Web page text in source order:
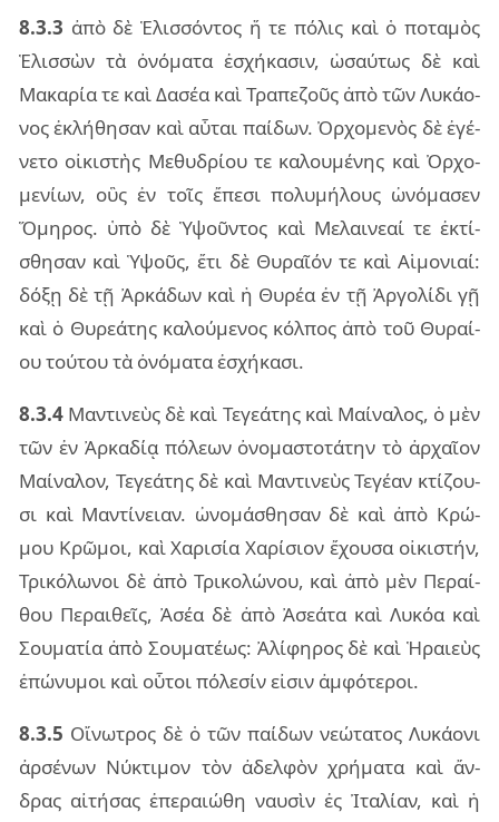
8.3.3 ἀπὸ δὲ Ἑλισ­σόν­τος ἥ τε πό­λις καὶ ὁ πο­τα­μὸς
Ἑλισ­σὼν τὰ ὀνό­μα­τα ἐσχή­κα­σιν, ὡσαύ­τως δὲ καὶ
Μακα­ρία τε καὶ Δασέα καὶ Τρα­πε­ζοῦς ἀπὸ τῶν Λυκά­ο­
νος ἐκλή­θη­σαν καὶ αὗ­ται παί­δων. Ὀρχο­με­νὸς δὲ ἐγέ­
νε­το οἰ­κι­στὴς Μεθυ­δρί­ου τε κα­λου­μέ­νης καὶ Ὀρχο­
με­νί­ων, οὓς ἐν τοῖς ἔπε­σι πο­λυ­μή­λους ὠνό­μα­σεν
Ὅμη­ρος. ὑπὸ δὲ Ὑψοῦν­τος καὶ Μελαι­νε­αί τε ἐκτί­
σθη­σαν καὶ Ὑψοῦς, ἔτι δὲ Θυραῖ­όν τε καὶ Αἱμο­νιαί:
δόξῃ δὲ τῇ Ἀρκά­δων καὶ ἡ Θυρέα ἐν τῇ Ἀργο­λί­δι γῇ
καὶ ὁ Θυρε­ά­της κα­λού­με­νος κόλ­πος ἀπὸ τοῦ Θυραί­
ου τού­του τὰ ὀνό­μα­τα ἐσχή­κα­σι.
8.3.4 Μαν­τι­νεὺς δὲ καὶ Τεγε­ά­της καὶ Μαί­να­λος, ὁ μὲν
τῶν ἐν Ἀρκα­δίᾳ πό­λε­ων ὀνο­μα­στο­τά­την τὸ ἀρ­χαῖ­ον
Μαί­να­λον, Τεγε­ά­της δὲ καὶ Μαν­τι­νεὺς Τεγέ­αν κτί­ζου­
σι καὶ Μαν­τί­νειαν. ὠνο­μά­σθη­σαν δὲ καὶ ἀπὸ Κρώ­
μου Κρῶ­μοι, καὶ Χαρι­σία Χαρί­σιον ἔχου­σα οἰ­κι­στήν,
Τρι­κό­λω­νοι δὲ ἀπὸ Τρι­κο­λώ­νου, καὶ ἀπὸ μὲν Περαί­
θου Περαι­θεῖς, Ἀσέα δὲ ἀπὸ Ἀσε­ά­τα καὶ Λυκόα καὶ
Σου­μα­τία ἀπὸ Σου­μα­τέ­ως: Ἀλί­φη­ρος δὲ καὶ Ἡραιεὺς
ἐπώ­νυ­μοι καὶ οὗ­τοι πό­λε­σίν εἰ­σιν ἀμ­φό­τε­ροι.
8.3.5 Οἴνω­τρος δὲ ὁ τῶν παί­δων νε­ώ­τα­τος Λυκά­ο­νι
ἀρ­σέ­νων Νύκτι­μον τὸν ἀδελ­φὸν χρή­μα­τα καὶ ἄν­
δρας αἰ­τή­σας ἐπε­ραιώ­θη ναυ­σὶν ἐς Ἰτα­λί­αν, καὶ ἡ